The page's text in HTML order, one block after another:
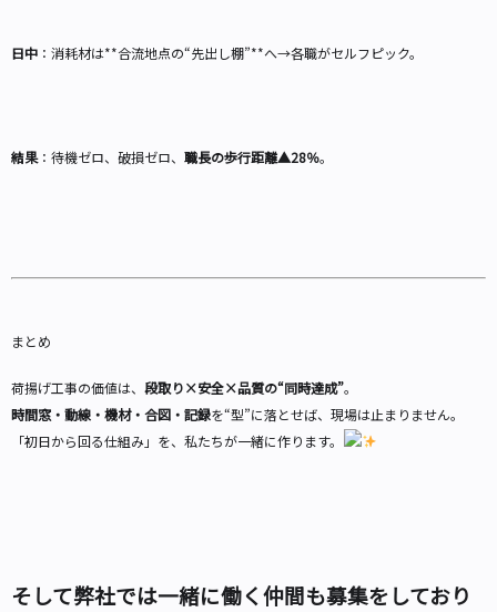
日中 ：消耗材は**合流地点の“先出し棚”**へ→各職がセルフピック。
結果：待機ゼロ、破損ゼロ、 職長の歩行距離▲28％。
まとめ
荷揚げ工事の価値は、 段取り×安全×品質の“同時達成”。
時間窓・動線・機材・合図・記録を“型”に落とせば、現場は止まりません。
「初日から回る仕組み」を、私たちが一緒に作ります。
そして弊社では一緒に働く仲間も募集をしており